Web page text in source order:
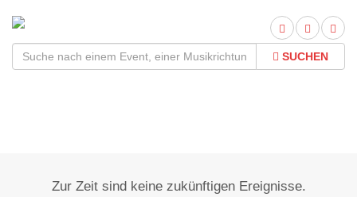
SUCHEN
Zur Zeit sind keine zukünftigen Ereignisse.